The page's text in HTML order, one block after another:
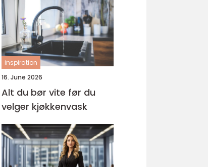
inspiration
16. June 2026
Alt du bør vite før du
velger kjøkkenvask